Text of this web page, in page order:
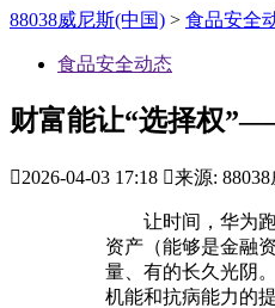
88038威尼斯(中国) > 食品安全
食品安全动态
财富能让“选择权
2026-04-03 17:18 来源:
让时间，华为跑
资产（能够是金融
量、有的长久光阴
机能和抗病能力的